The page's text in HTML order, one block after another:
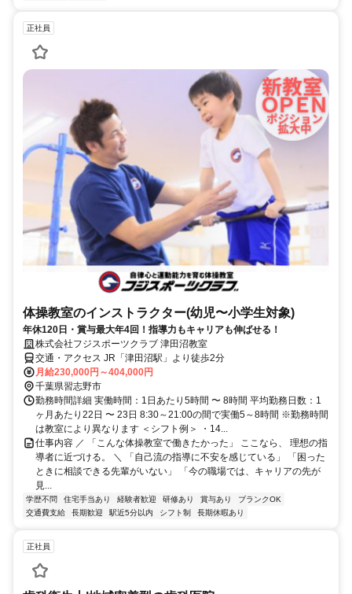
正社員
体操教室のインストラクター(幼児〜小学生対象)
年休120日・賞与最大年4回！指導力もキャリアも伸ばせる！
株式会社フジスポーツクラブ 津田沼教室
交通・アクセス JR「津田沼駅」より徒歩2分
月給230,000円～404,000円
千葉県習志野市
勤務時間詳細 実働時間：1日あたり5時間 〜 8時間 平均勤務日数：1
ヶ月あたり22日 〜 23日 8:30～21:00の間で実働5～8時間 ※勤務時間
は教室により異なります ＜シフト例＞ ・14...
仕事内容 ／ 「こんな体操教室で働きたかった」 ここなら、 理想の指
導者に近づける。 ＼ 「自己流の指導に不安を感じている」 「困った
ときに相談できる先輩がいない」 「今の職場では、キャリアの先が
見...
学歴不問 住宅手当あり 経験者歓迎 研修あり 賞与あり
ブランクOK
交通費支給
長期歓迎 駅近5分以内 シフト制 長期休暇あり
正社員